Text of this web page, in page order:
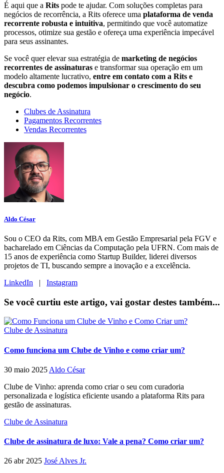
É aqui que a Rits pode te ajudar. Com soluções completas para
negócios de recorrência, a Rits oferece uma plataforma de venda
recorrente robusta e intuitiva, permitindo que você automatize
processos, otimize sua gestão e ofereça uma experiência impecável
para seus assinantes.
Se você quer elevar sua estratégia de marketing de negócios
recorrentes de assinaturas e transformar sua operação em um
modelo altamente lucrativo, entre em contato com a Rits e
descubra como podemos impulsionar o crescimento do seu
negócio.
Clubes de Assinatura
Pagamentos Recorrentes
Vendas Recorrentes
Aldo César
Sou o CEO da Rits, com MBA em Gestão Empresarial pela FGV e
bacharelado em Ciências da Computação pela UFRN. Com mais de
15 anos de experiência como Startup Builder, liderei diversos
projetos de TI, buscando sempre a inovação e a excelência.
LinkedIn | Instagram
Se você curtiu este artigo, vai gostar destes também...
Clube de Assinatura
Como funciona um Clube de Vinho e como criar um?
30 maio 2025 Aldo César
Clube de Vinho: aprenda como criar o seu com curadoria
personalizada e logística eficiente usando a plataforma Rits para
gestão de assinaturas.
Clube de Assinatura
Clube de assinatura de luxo: Vale a pena? Como criar um?
26 abr 2025 José Alves Jr.